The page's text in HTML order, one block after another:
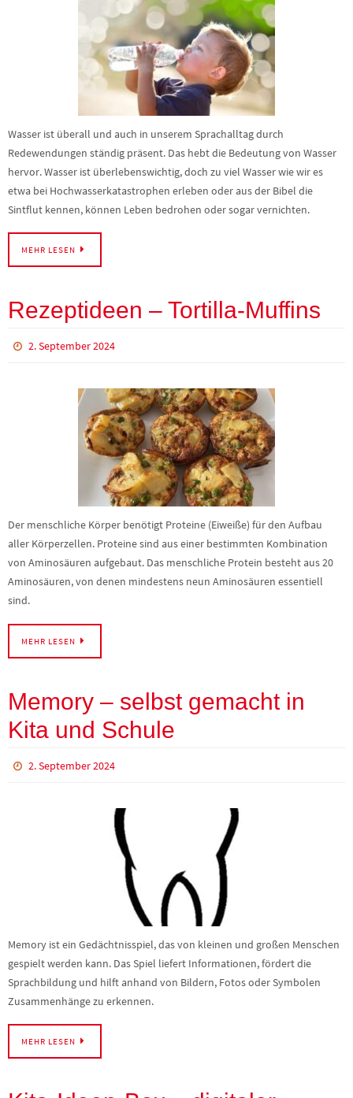
Wasser ist überall und auch in unserem Sprachalltag durch
Redewendungen ständig präsent. Das hebt die Bedeutung von Wasser
hervor. Wasser ist überlebenswichtig, doch zu viel Wasser wie wir es
etwa bei Hochwasserkatastrophen erleben oder aus der Bibel die
Sintflut kennen, können Leben bedrohen oder sogar vernichten.
MEHR LESEN
Rezeptideen – Tortilla-Muffins
2. September 2024
Der menschliche Körper benötigt Proteine (Eiweiße) für den Aufbau
aller Körperzellen. Proteine sind aus einer bestimmten Kombination
von Aminosäuren aufgebaut. Das menschliche Protein besteht aus 20
Aminosäuren, von denen mindestens neun Aminosäuren essentiell
sind.
MEHR LESEN
Memory – selbst gemacht in
Kita und Schule
2. September 2024
Memory ist ein Gedächtnisspiel, das von kleinen und großen Menschen
gespielt werden kann. Das Spiel liefert Informationen, fördert die
Sprachbildung und hilft anhand von Bildern, Fotos oder Symbolen
Zusammenhänge zu erkennen.
MEHR LESEN